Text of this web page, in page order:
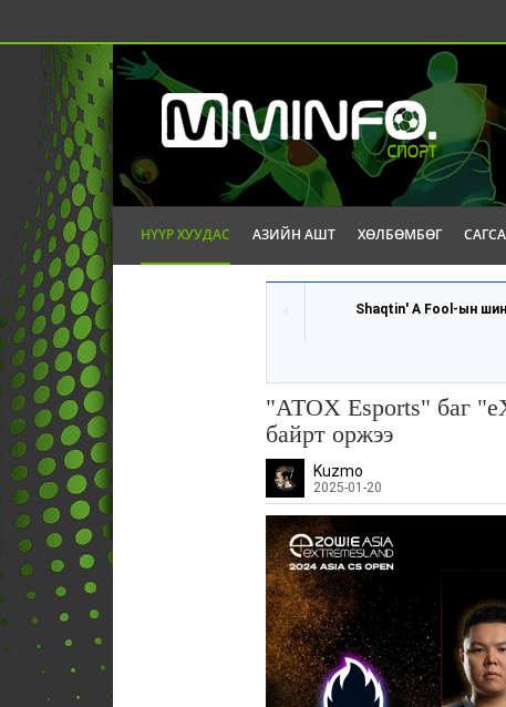
НҮҮР ХУУДАС АЗИЙН АШТ ХӨЛБӨМБӨГ
Shaqtin' A Fool-ын
"ATOX Esports" баг
байрт оржээ
Kuzmo
2025-01-20